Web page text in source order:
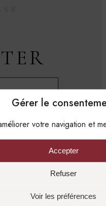
Gérer le
votre navigation et
Accepter
Refuser
Voir les préférences
à la